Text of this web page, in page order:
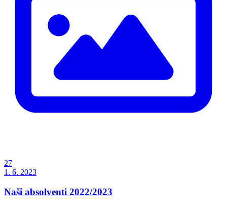
27
1. 6. 2023
Naši absolventi 2022/2023